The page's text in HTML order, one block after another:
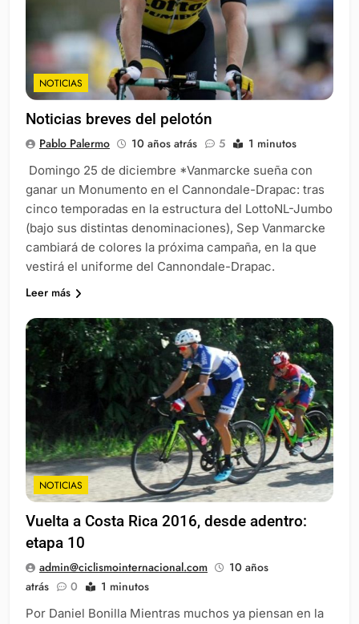
NOTICIAS
Noticias breves del pelotón
Pablo Palermo 10 años atrás 5 1 minutos
Domingo 25 de diciembre *Vanmarcke sueña con
ganar un Monumento en el Cannondale-Drapac: tras
cinco temporadas en la estructura del LottoNL-Jumbo
(bajo sus distintas denominaciones), Sep Vanmarcke
cambiará de colores la próxima campaña, en la que
vestirá el uniforme del Cannondale-Drapac.
Leer más
NOTICIAS
Vuelta a Costa Rica 2016, desde adentro:
etapa 10
admin@ciclismointernacional.com
10 años
atrás
0 1 minutos
Por Daniel Bonilla Mientras muchos ya piensan en la